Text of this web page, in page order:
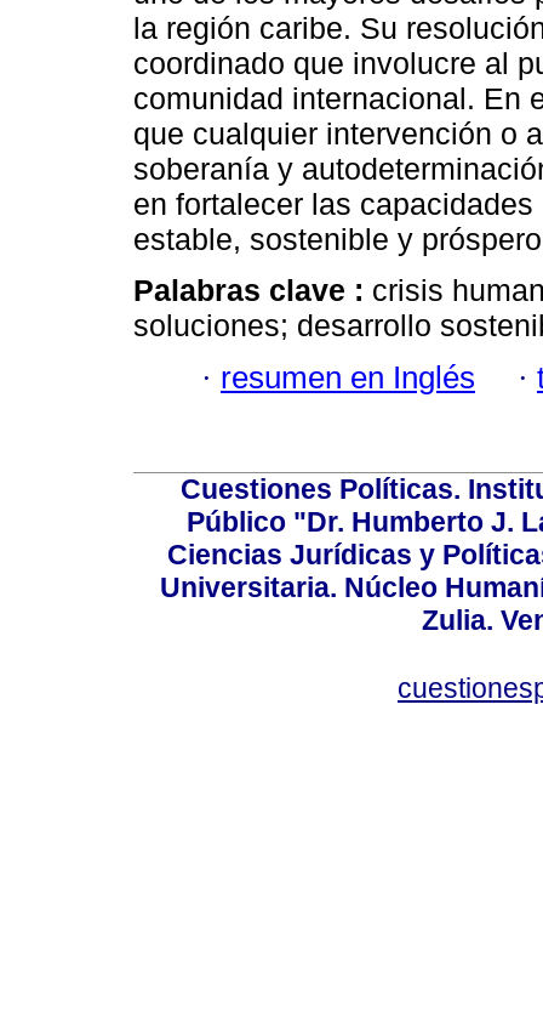
la región caribe. Su
coordinado que involucre al
comunidad internacional. En
que cualquier intervención o
soberanía y
en fortalecer las
estable, sostenible y
Palabras clave : crisis
soluciones; desarrollo
· resumen en Inglés ·
Cuestiones Políticas.
Público "Dr. Humberto J.
Ciencias Jurídicas y
Universitaria. Núcleo
Zulia.